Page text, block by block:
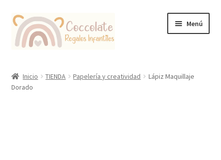
Ir
la
Ir
contenido
Menú
Coccolate Puericultura y Juguetería Educativa
Inicio TIENDA Papelería y creatividad
Lápiz Maquillaje
Dorado